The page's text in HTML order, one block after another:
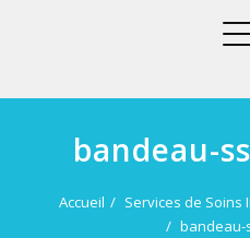
bandeau-
Accueil
Services de Soins
bandeau-